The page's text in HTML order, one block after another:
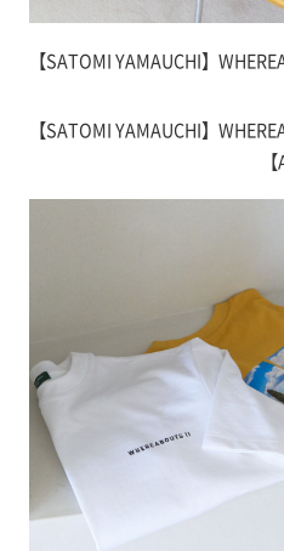
【SATOMI YAMAUCHI】
【SATOMI YAMAUCHI】